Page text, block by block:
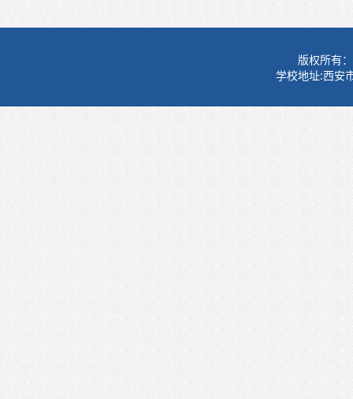
版权所有
学校地址:西安